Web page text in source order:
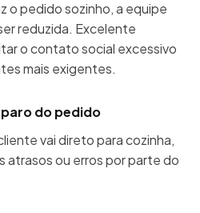
o pedido sozinho, a equipe
reduzida. Excelente
o contato social excessivo
mais exigentes.
do pedido
vai direto para cozinha,
atrasos ou erros por parte do